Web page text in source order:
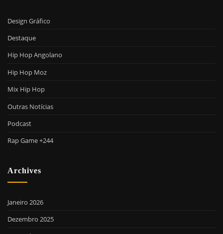
Design Gráfico
Destaque
Hip Hop Angolano
Hip Hop Moz
Mix Hip Hop
Outras Notícias
Podcast
Rap Game +244
Archives
Janeiro 2026
Dezembro 2025